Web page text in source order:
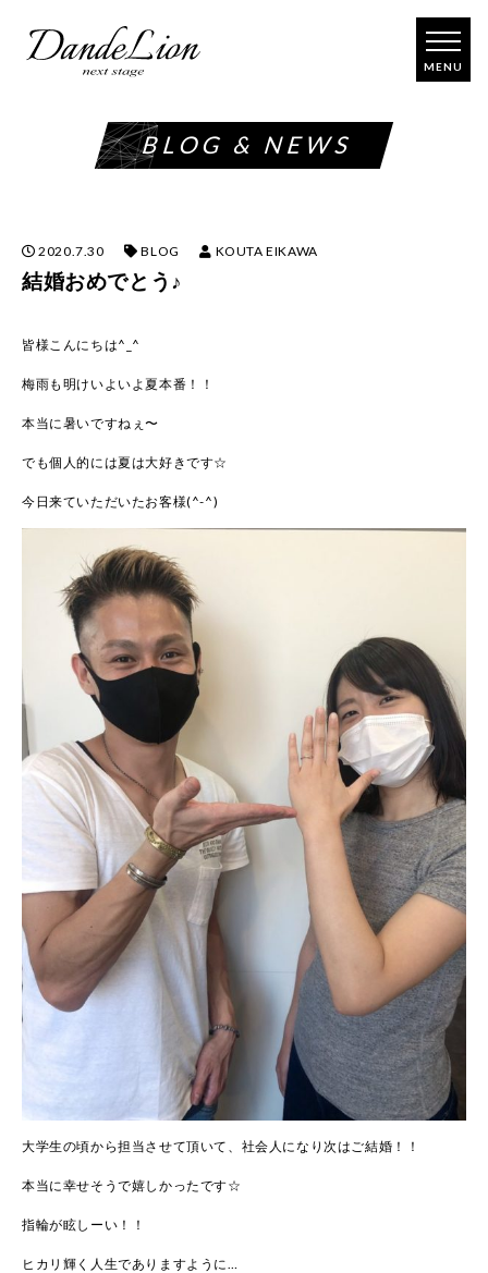
BLOG & NEWS
2020.7.30 BLOG KOUTA EIKAWA
結婚おめでとう♪
皆様こんにちは^_^
梅雨も明けいよいよ夏本番！！
本当に暑いですねぇ〜
でも個人的には夏は大好きです☆
今日来ていただいたお客様(^-^)
大学生の頃から担当させて頂いて、社会人になり次はご結婚！！
本当に幸せそうで嬉しかったです☆
指輪が眩しーい！！
ヒカリ輝く人生でありますように…